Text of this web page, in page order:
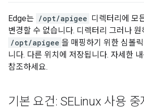
Edge는 /opt/apigee 디렉터리에 모
변경할 수 없습니다. 디렉터리 그러나 원
/opt/apigee 을 매핑하기 위한 심볼
니다. 다른 위치에 저장됩니다. 자세한
참조하세요.
기본 요건: SELinux 사용 중